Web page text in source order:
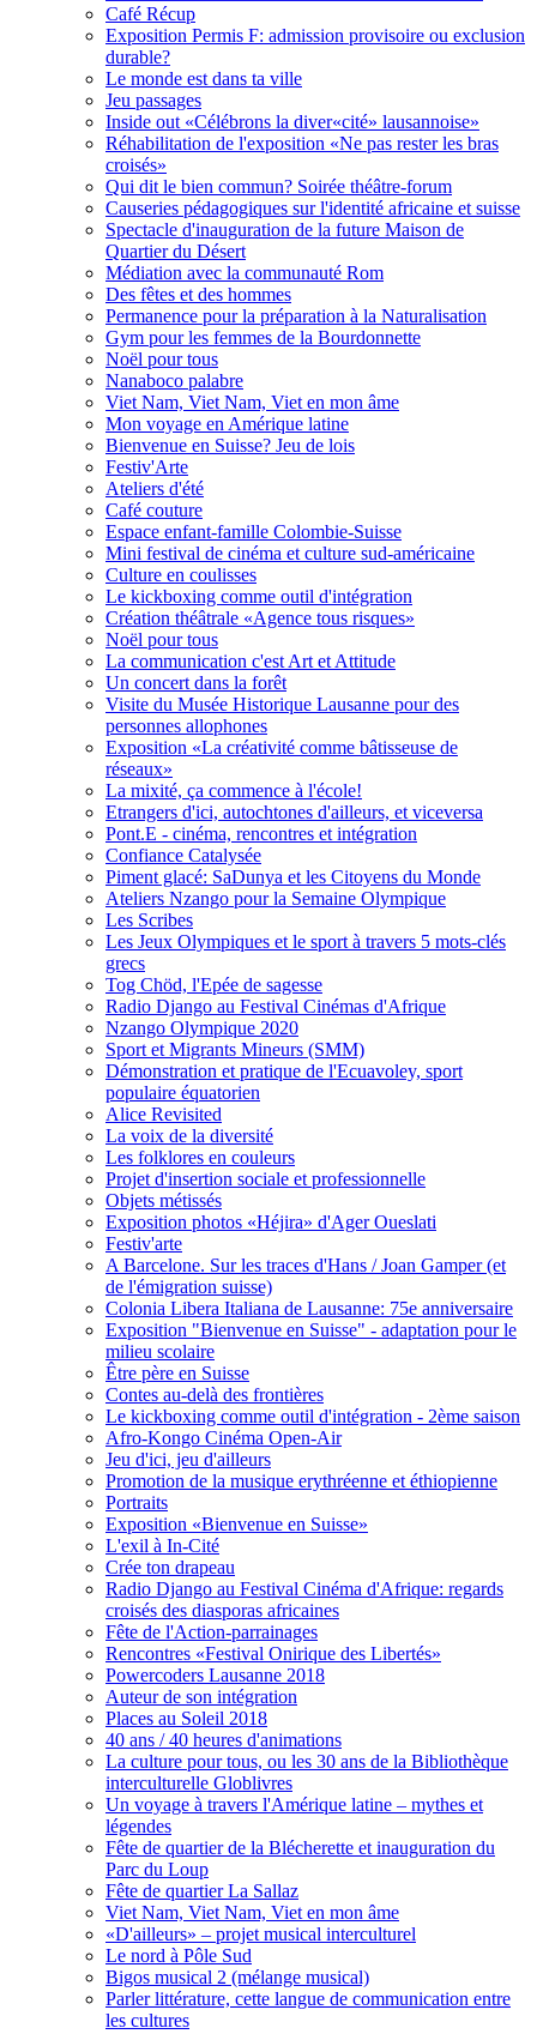
Café Récup
Exposition Permis F: admission provisoire ou exclusion
durable?
Le monde est dans ta ville
Jeu passages
Inside out «Célébrons la diver«cité» lausannoise»
Réhabilitation de l'exposition «Ne pas rester les bras
croisés»
Qui dit le bien commun? Soirée théâtre-forum
Causeries pédagogiques sur l'identité africaine et suisse
Spectacle d'inauguration de la future Maison de
Quartier du Désert
Médiation avec la communauté Rom
Des fêtes et des hommes
Permanence pour la préparation à la Naturalisation
Gym pour les femmes de la Bourdonnette
Noël pour tous
Nanaboco palabre
Viet Nam, Viet Nam, Viet en mon âme
Mon voyage en Amérique latine
Bienvenue en Suisse? Jeu de lois
Festiv'Arte
Ateliers d'été
Café couture
Espace enfant-famille Colombie-Suisse
Mini festival de cinéma et culture sud-américaine
Culture en coulisses
Le kickboxing comme outil d'intégration
Création théâtrale «Agence tous risques»
Noël pour tous
La communication c'est Art et Attitude
Un concert dans la forêt
Visite du Musée Historique Lausanne pour des
personnes allophones
Exposition «La créativité comme bâtisseuse de
réseaux»
La mixité, ça commence à l'école!
Etrangers d'ici, autochtones d'ailleurs, et viceversa
Pont.E - cinéma, rencontres et intégration
Confiance Catalysée
Piment glacé: SaDunya et les Citoyens du Monde
Ateliers Nzango pour la Semaine Olympique
Les Scribes
Les Jeux Olympiques et le sport à travers 5 mots-clés
grecs
Tog Chöd, l'Epée de sagesse
Radio Django au Festival Cinémas d'Afrique
Nzango Olympique 2020
Sport et Migrants Mineurs (SMM)
Démonstration et pratique de l'Ecuavoley, sport
populaire équatorien
Alice Revisited
La voix de la diversité
Les folklores en couleurs
Projet d'insertion sociale et professionnelle
Objets métissés
Exposition photos «Héjira» d'Ager Oueslati
Festiv'arte
A Barcelone. Sur les traces d'Hans / Joan Gamper (et
de l'émigration suisse)
Colonia Libera Italiana de Lausanne: 75e anniversaire
Exposition "Bienvenue en Suisse" - adaptation pour le
milieu scolaire
Être père en Suisse
Contes au-delà des frontières
Le kickboxing comme outil d'intégration - 2ème saison
Afro-Kongo Cinéma Open-Air
Jeu d'ici, jeu d'ailleurs
Promotion de la musique erythréenne et éthiopienne
Portraits
Exposition «Bienvenue en Suisse»
L'exil à In-Cité
Crée ton drapeau
Radio Django au Festival Cinéma d'Afrique: regards
croisés des diasporas africaines
Fête de l'Action-parrainages
Rencontres «Festival Onirique des Libertés»
Powercoders Lausanne 2018
Auteur de son intégration
Places au Soleil 2018
40 ans / 40 heures d'animations
La culture pour tous, ou les 30 ans de la Bibliothèque
interculturelle Globlivres
Un voyage à travers l'Amérique latine – mythes et
légendes
Fête de quartier de la Blécherette et inauguration du
Parc du Loup
Fête de quartier La Sallaz
Viet Nam, Viet Nam, Viet en mon âme
«D'ailleurs» – projet musical interculturel
Le nord à Pôle Sud
Bigos musical 2 (mélange musical)
Parler littérature, cette langue de communication entre
les cultures